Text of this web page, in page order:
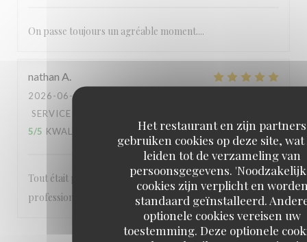
Het restaurant en zijn partners
gebruiken cookies op deze site,
leiden tot de verzameling van
persoonsgegevens.
cookies zijn verplicht en
standaard geïnstalleerd.
optionele cookies vereisen uw
toestemming. Deze optionele
On passe toujours un agréable moment....
nathan A
2026-06-28
SERVICE
5/5 KWALITEIT / PRIJS : 5/5
Tout était parfait personnels très agréable et
professionnel A refaire